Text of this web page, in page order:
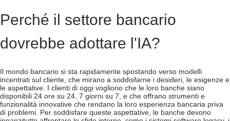
Perché il settore bancario
dovrebbe adottare l'IA?
Il mondo bancario si sta rapidamente spostando verso modelli
incentrati sul cliente, che mirano a soddisfarne i desideri, le esigenze e
le aspettative. I clienti di oggi vogliono che le loro banche siano
disponibili 24 ore su 24, 7 giorni su 7, e che offrano strumenti e
funzionalità innovative che rendano la loro esperienza bancaria priva
di problemi. Per soddisfare queste aspettative, le banche devono